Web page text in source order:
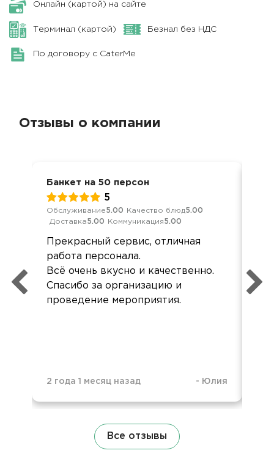
Онлайн (картой) на сайте
Терминал (картой) Безнал без НДС
По договору с CaterMe
Отзывы о компании
Банкет на 50 персон
5
Обслуживание5.00 Качество блюд5.00
Доставка5.00 Коммуникация5.00
Прекрасный сервис, отличная
работа персонала.
Всё очень вкусно и качественно.
Спасибо за организацию и
проведение мероприятия.
2 года 1 месяц назад - Юлия
Все отзывы